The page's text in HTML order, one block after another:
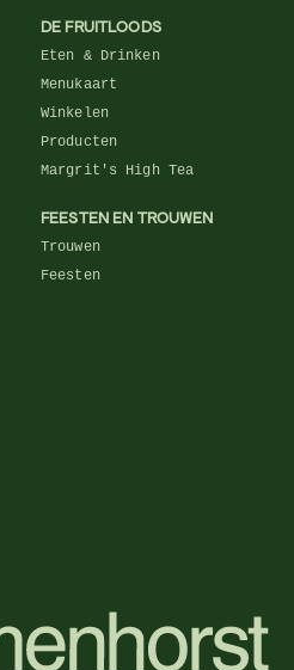
DE FRUITLOODS
Eten & Drinken
Menukaart
Winkelen
Producten
Margrit's High Tea
FEESTEN EN TROUWEN
Trouwen
Feesten